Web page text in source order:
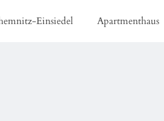
Einsiedel Apartmenthaus